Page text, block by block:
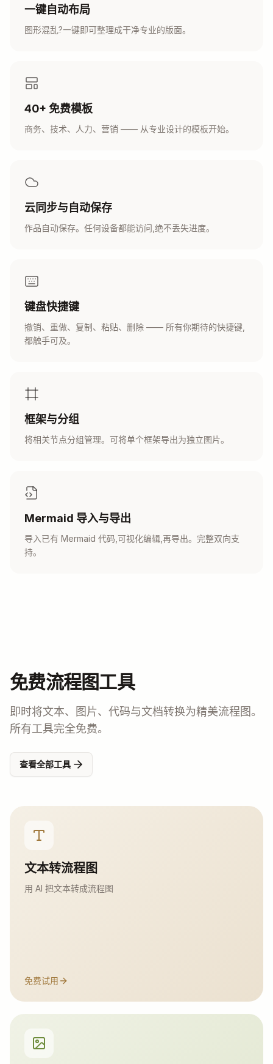
一键自动布局
图形混乱?一键即可整理成干净专业的版面。
40+ 免费模板
商务、技术、人力、营销 —— 从专业设计的模板开始。
云同步与自动保存
作品自动保存。任何设备都能访问,绝不丢失进度。
键盘快捷键
撤销、重做、复制、粘贴、删除 —— 所有你期待的快捷键,
都触手可及。
框架与分组
将相关节点分组管理。可将单个框架导出为独立图片。
Mermaid 导入与导出
导入已有 Mermaid 代码,可视化编辑,再导出。完整双向支
持。
免费流程图工具
即时将文本、图片、代码与文档转换为精美流程图。
所有工具完全免费。
查看全部工具
文本转流程图
用 AI 把文本转成流程图
免费试用